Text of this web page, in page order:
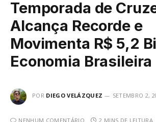
Temporada de
Alcança Recorde e
Movimenta R$ 5,2
Economia Brasileira
POR DIEGO VELÁZQUEZ SETEMBRO 2,
NENHUM COMENTÁRIO 2 MINS DE LEITURA